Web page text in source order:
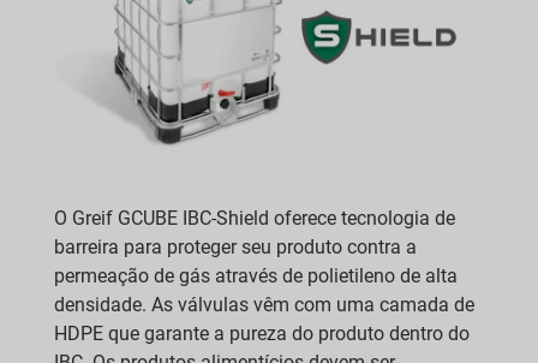
O Greif GCUBE IBC-Shield oferece tecnologia de
barreira para proteger seu produto contra a
permeação de gás através de polietileno de alta
densidade. As válvulas vêm com uma camada de
HDPE que garante a pureza do produto dentro do